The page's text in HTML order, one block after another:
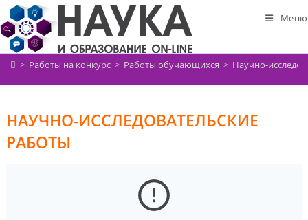
Перейти
к
содержимому
Меню
> Работы на конкурс > Работы обучающихся > Научно-
НАУЧНО-ИССЛЕДОВАТЕЛЬСКИЕ
РАБОТЫ